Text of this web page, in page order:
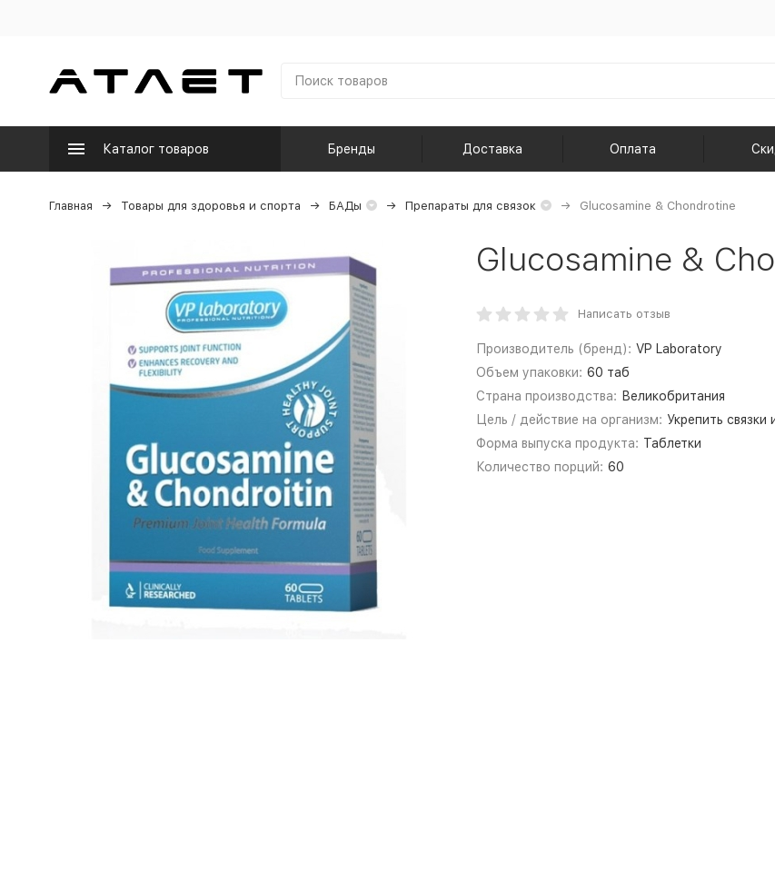
Каталог товаров Бренды Доставка Оплата
Главная Товары для здоровья и спорта БАДы Препараты для связок Glucosamine & Chondrotine
Glucosamine &
Написать отзыв
Производитель (бренд): VP Laboratory
Объем упаковки: 60 таб
Страна производства: Великобритания
Цель / действие на организм: Укрепить связки
Форма выпуска продукта: Таблетки
Количество порций: 60